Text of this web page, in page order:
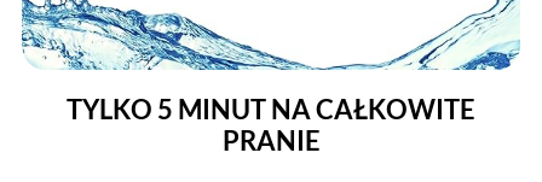
TYLKO 5 MINUT NA CAŁKOWITE
PRANIE